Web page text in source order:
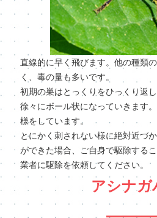
直線的に早く飛びます。他の種類
く、毒の量も多いです。
初期の巣はとっくりをひっくり返
徐々にボール状になっていきます
様をしています。
とにかく刺されない様に絶対近づ
ができた場合、ご自身で駆除する
業者に駆除を依頼してください。
アシナガ